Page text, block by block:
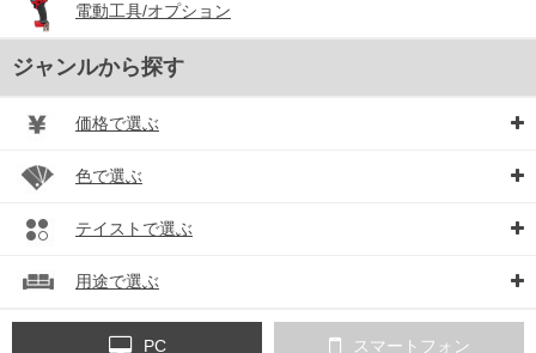
電動工具/オプション
ジャンルから探す
価格で選ぶ
色で選ぶ
テイストで選ぶ
用途で選ぶ
PC スマートフォン